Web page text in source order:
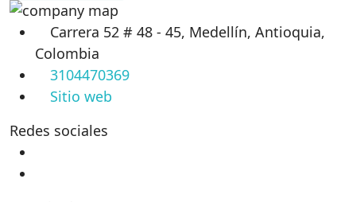
Carrera 52 # 48 - 45, Medellín, Antioquia,
Colombia
3104470369
Sitio web
Redes sociales